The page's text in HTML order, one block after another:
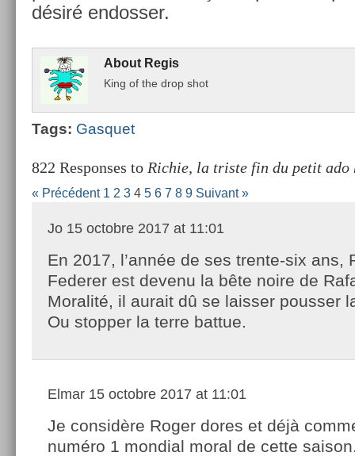
désiré end­oss­er.
About Regis
King of the drop shot
Tags: Gas­quet
822 Responses to Richie, la triste fin du petit ado
« Précédent 1 2 3 4 5 6 7 8 9 Suivant »
Jo 15 octobre 2017 at 11:01
En 2017, l’année de ses trente-six ans,
Federer est devenu la bête noire de
Moralité, il aurait dû se laisser pousser
Ou stopper la terre battue.
Elmar 15 octobre 2017 at 11:01
Je considère Roger dores et déjà
numéro 1 mondial moral de cette